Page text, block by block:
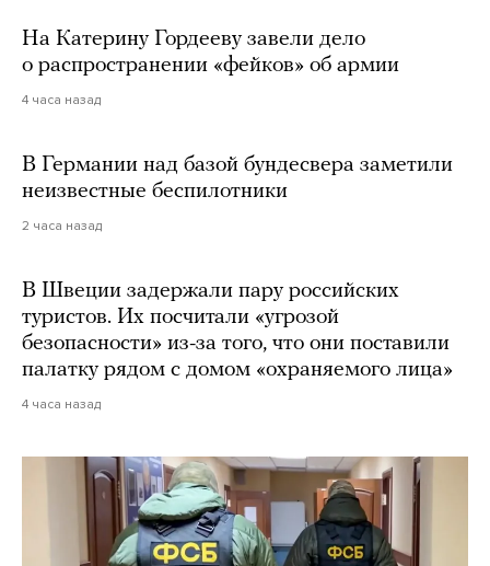
На Катерину Гордееву завели дело
о распространении «фейков» об армии
4 часа назад
В Германии над базой бундесвера заметили
неизвестные беспилотники
2 часа назад
В Швеции задержали пару российских
туристов. Их посчитали «угрозой
безопасности» из-за того, что они поставили
палатку рядом с домом «охраняемого лица»
4 часа назад